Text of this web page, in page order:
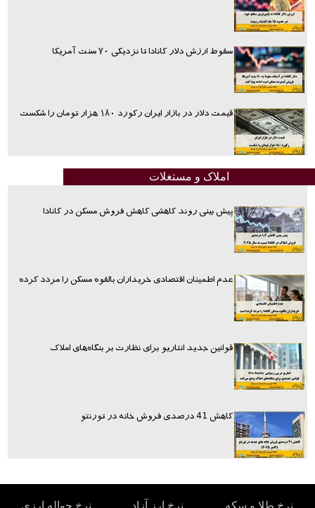
سقوط ارزش دلار کانادا تا نزدیکی ۷۰ سنت آمریکا
قیمت دلار در بازار ایران رکورد ۱۸۰ هزار تومان را شکست
املاک و مستغلات
پیش بینی روند کاهشی کاهش فروش مسکن در کانادا
عدم اطمینان اقتصادی خریداران بالقوه مسکن را مردد کرده
قوانین جدید انتاریو برای نظارت بر بنگاه‌های املاک
کاهش 41 درصدی فروش خانه در تورنتو